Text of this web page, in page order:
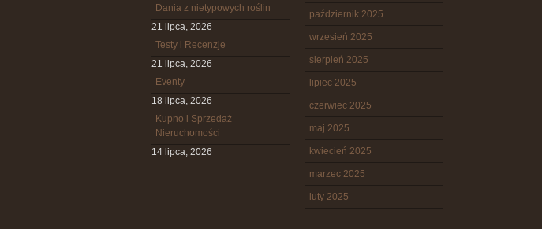
Dania z nietypowych roślin
21 lipca, 2026
Testy i Recenzje
21 lipca, 2026
Eventy
18 lipca, 2026
Kupno i Sprzedaż
Nieruchomości
14 lipca, 2026
październik 2025
wrzesień 2025
sierpień 2025
lipiec 2025
czerwiec 2025
maj 2025
kwiecień 2025
marzec 2025
luty 2025